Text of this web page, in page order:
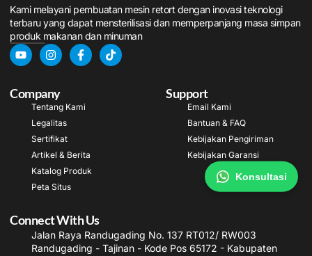
Kami melayani pembuatan mesin retort dengan inovasi teknologi
terbaru yang dapat mensterilisasi dan memperpanjang masa simpan
produk makanan dan minuman
Company
Tentang Kami
Legalitas
Sertifikat
Artikel & Berita
Katalog Produk
Peta Situs
Support
Email Kami
Bantuan & FAQ
Kebijakan Pengiriman
Kebijakan Garansi
Connect With Us
Jalan Raya Randugading No. 137 RT012/ RW003
Randugading - Tajinan - Kode Pos 65172 - Kabupaten
Konsultasi